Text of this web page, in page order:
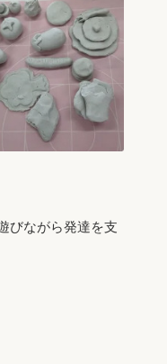
びながら発達を支